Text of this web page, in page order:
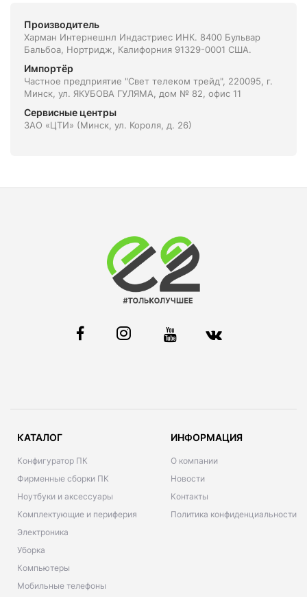
Производитель
Харман Интернешнл Индастриес ИНК. 8400 Бульвар
Бальбоа, Нортридж, Калифорния 91329-0001 США.
Импортёр
Частное предприятие "Свет телеком трейд", 220095, г.
Минск, ул. ЯКУБОВА ГУЛЯМА, дом № 82, офис 11
Сервисные центры
ЗАО «ЦТИ» (Минск, ул. Короля, д. 26)
КАТАЛОГ
Конфигуратор ПК
Фирменные сборки ПК
Ноутбуки и аксессуары
Комплектующие и периферия
Электроника
Уборка
Компьютеры
Мобильные телефоны
ИНФОРМАЦИЯ
О компании
Новости
Контакты
Политика конфиденциальности